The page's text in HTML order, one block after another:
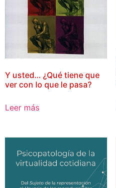
Y usted… ¿Qué tiene que
ver con lo que le pasa?
Leer más